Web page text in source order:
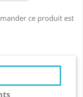
ce produit est